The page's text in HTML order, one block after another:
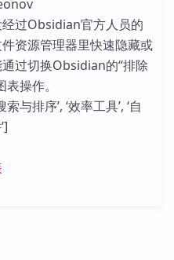
过Obsidian官方人员的
资源管理器里快速隐藏或
过切换Obsidian的“排除
操作。
与排序’, ‘效率工具’, ‘自